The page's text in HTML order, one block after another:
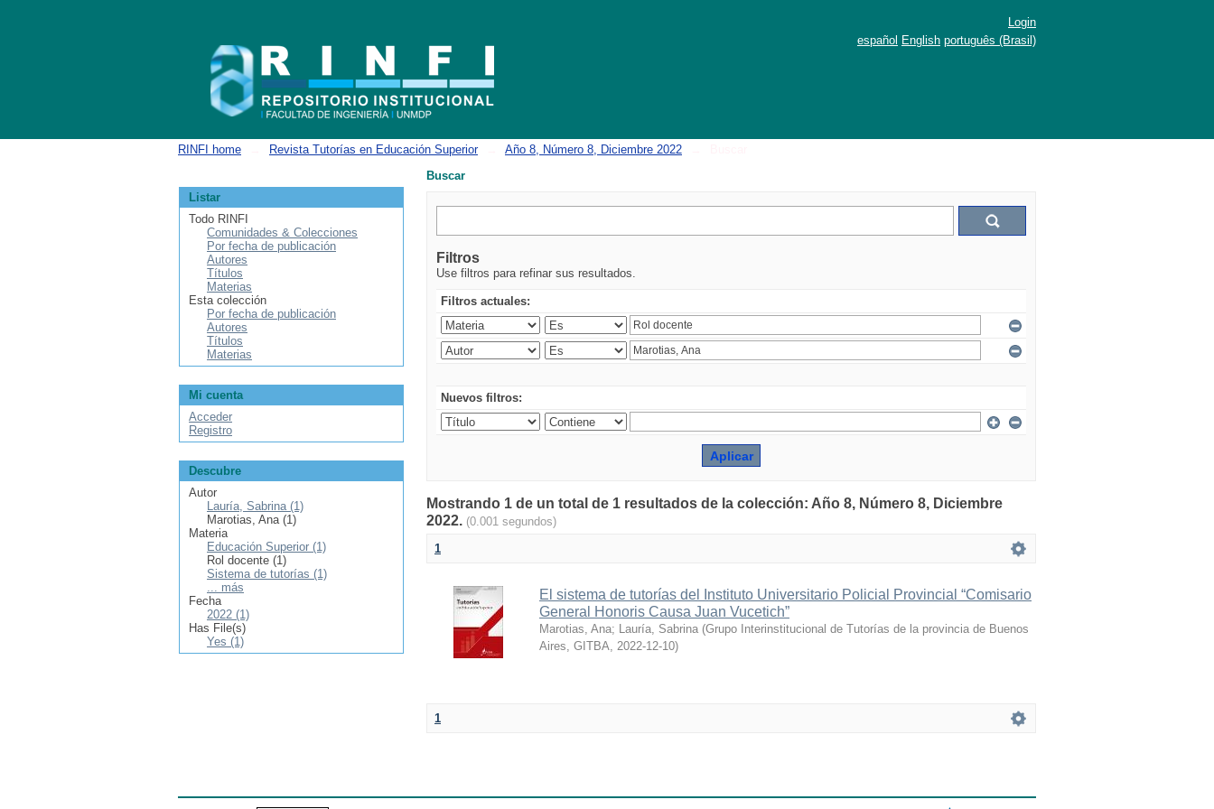
Login
español English português (Brasil)
RINFI home Revista Tutorías en Educación Superior Año 8, Número 8, Diciembre 2022
Buscar
Filtros
Use filtros para refinar sus resultados.
Filtros actuales:
Nuevos filtros:
Mostrando 1 de un total de 1 resultados de la colección: Año 8, Número 8, Diciembre
2022. (0.001 segundos)
1
El sistema de tutorías del Instituto Universitario Policial Provincial “Comisario
General Honoris Causa Juan Vucetich”
Marotias, Ana; Lauría, Sabrina (Grupo Interinstitucional de Tutorías de la provincia de Buenos
Aires, GITBA, 2022-12-10)
1
Listar
Todo RINFI
Comunidades & Colecciones
Por fecha de publicación
Autores
Títulos
Materias
Esta colección
Por fecha de publicación
Autores
Títulos
Materias
Mi cuenta
Acceder
Registro
Descubre
Autor
Lauría, Sabrina (1)
Marotias, Ana (1)
Materia
Educación Superior (1)
Rol docente (1)
Sistema de tutorías (1)
... más
Fecha
2022 (1)
Has File(s)
Yes (1)